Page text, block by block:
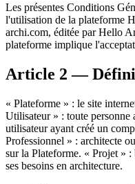
Les présentes Conditions
l'utilisation de la plateforme
archi.com, éditée par Hello
plateforme implique
Article 2 —
« Plateforme » : le site
Utilisateur » : toute personne
utilisateur ayant créé un
Professionnel » : architecte
sur la Plateforme. « Projet »
ses besoins en architecture.